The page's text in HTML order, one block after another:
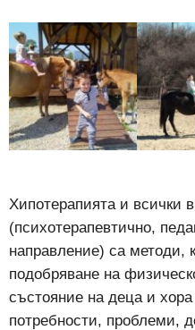
Хипотерапията и всички
(психотерапевтично,
направление) са методи,
подобряване на
състояние на деца и
потребности, проблеми,